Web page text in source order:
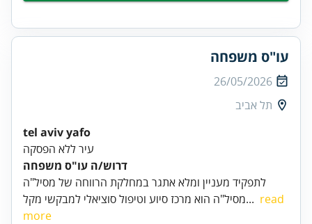
עו"ס משפחה
26/05/2026
תל אביב
tel aviv yafo
עיר ללא הפסקה
דרוש/ה עו"ס משפחה
לתפקיד מעניין ומלא אתגר במחלקת הרווחה של מסיל"ה
מסיל"ה הוא מרכז סיוע וטיפול סוציאלי למבקשי מקל... read
more